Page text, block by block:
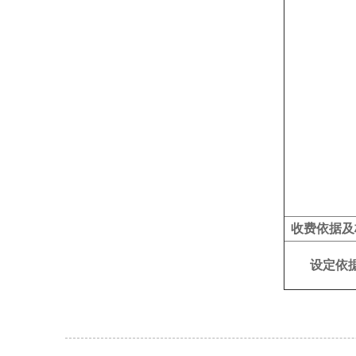
收费依据
设定依